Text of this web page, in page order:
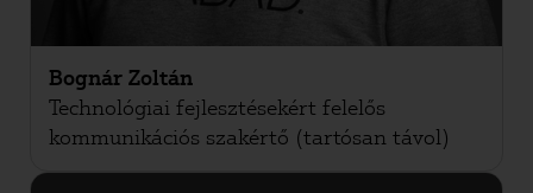
Bognár Zoltán
Technológiai fejlesztésekért felelős
kommunikációs szakértő (tartósan távol)